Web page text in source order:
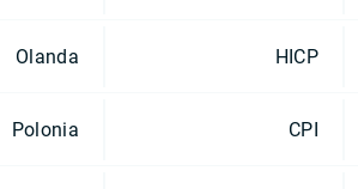
Olanda HICP
Polonia CPI